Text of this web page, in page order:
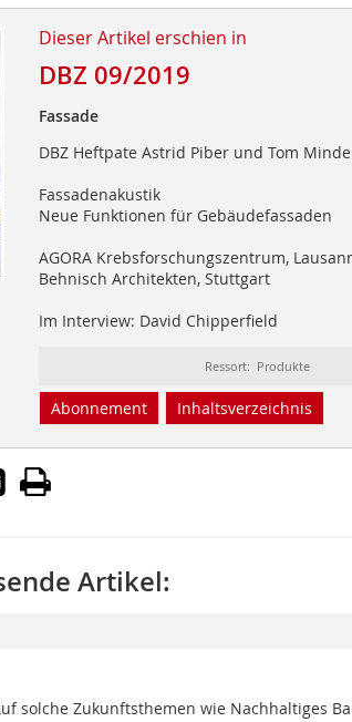
Dieser Artikel erschien in
DBZ 09/2019
Fassade
DBZ Heftpate Astrid Piber und Tom
Fassadenakustik
Neue Funktionen für Gebäudefassaden
AGORA Krebsforschungszentrum,
Behnisch Architekten, Stuttgart
Im Interview: David Chipperfield
Ressort: Produkte
Abonnement Inhaltsverzeichnis
Artikel:
solche Zukunftsthemen wie Nachhaltiges